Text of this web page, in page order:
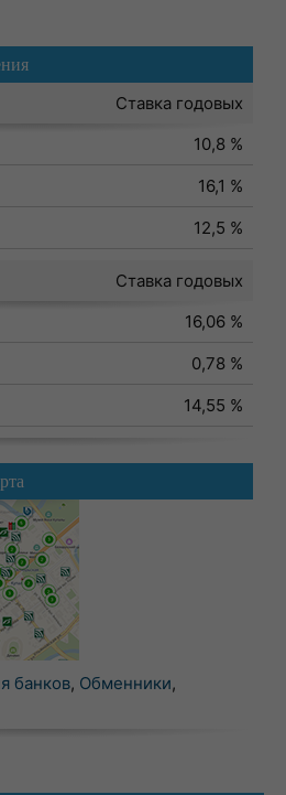
Ставка годовых
10,8 %
16,1 %
12,5 %
Ставка годовых
16,06 %
0,78 %
14,55 %
банков, Обменники,